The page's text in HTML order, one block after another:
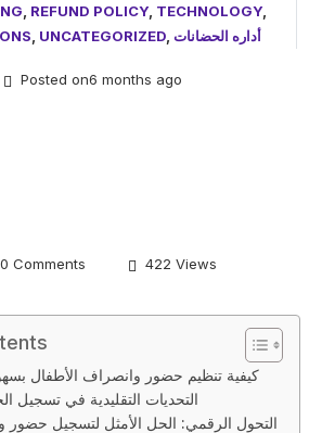
REFUND POLICY, TECHNOLOGY,
UNCATEGORIZED, أداره الحضانات
Posted on6 months ago
0 Comments 422 Views
كيفية تنظيم حضور وانصراف الأطفال
التحديات التقليدية في تسجيل
التحول الرقمي: الحل الأمثل لتسجيل حضور